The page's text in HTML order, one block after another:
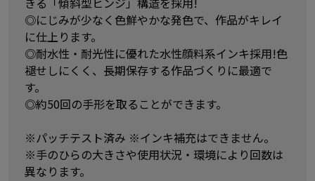
◎にじみが少なく色鮮やかな発色で、作品がキレイ
に仕上ります。
◎耐水性・耐光性に優れた水性顔料系インキ採用!色
褪せしにくく、長期保存する作品づくりに最適で
す。
◎約50回の手形を取ることができます。
※パッチテスト済み ※インキ補充はできません。
※手のひらの大きさや使用状況・環境により回数は
異なります。